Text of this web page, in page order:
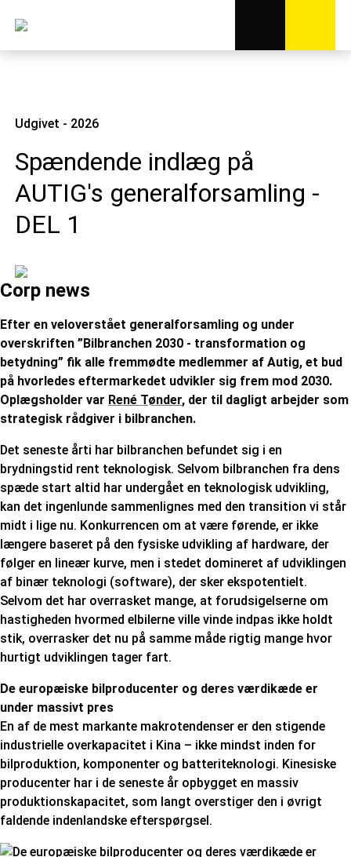
Udgivet - 2026
Spændende indlæg på
AUTIG's generalforsamling -
DEL 1
Corp news
Efter en veloverstået generalforsamling og under
overskriften ”Bilbranchen 2030 - transformation og
betydning” fik alle fremmødte medlemmer af Autig, et bud
på hvorledes eftermarkedet udvikler sig frem mod 2030.
Oplægsholder var René Tønder, der til dagligt arbejder som
strategisk rådgiver i bilbranchen.
Det seneste årti har bilbranchen befundet sig i en
brydningstid rent teknologisk. Selvom bilbranchen fra dens
spæde start altid har undergået en teknologisk udvikling,
kan det ingenlunde sammenlignes med den transition vi står
midt i lige nu. Konkurrencen om at være førende, er ikke
længere baseret på den fysiske udvikling af hardware, der
følger en lineær kurve, men i stedet domineret af udviklingen
af binær teknologi (software), der sker ekspotentielt.
Selvom det har overrasket mange, at forudsigelserne om
hastigheden hvormed elbilerne ville vinde indpas ikke holdt
stik, overrasker det nu på samme måde rigtig mange hvor
hurtigt udviklingen tager fart.
De europæiske bilproducenter og deres værdikæde er
under massivt pres
En af de mest markante makrotendenser er den stigende
industrielle overkapacitet i Kina – ikke mindst inden for
bilproduktion, komponenter og batteriteknologi. Kinesiske
producenter har i de seneste år opbygget en massiv
produktionskapacitet, som langt overstiger den i øvrigt
faldende indenlandske efterspørgsel.